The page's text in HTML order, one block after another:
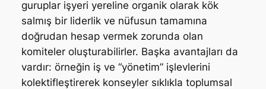
guruplar işyeri yereline organik olarak kök
salmış bir liderlik ve nüfusun tamamına
doğrudan hesap vermek zorunda olan
komiteler oluşturabilirler. Başka avantajları da
vardır: örneğin iş ve “yönetim” işlevlerini
kolektifleştirerek konseyler sıklıkla toplumsal